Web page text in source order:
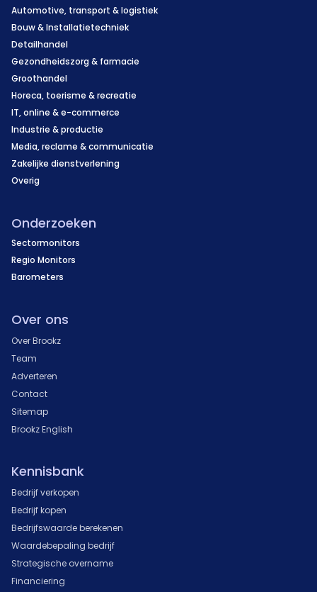
Automotive, transport & logistiek
Bouw & Installatietechniek
Detailhandel
Gezondheidszorg & farmacie
Groothandel
Horeca, toerisme & recreatie
IT, online & e-commerce
Industrie & productie
Media, reclame & communicatie
Zakelijke dienstverlening
Overig
Onderzoeken
Sectormonitors
Regio Monitors
Barometers
Over ons
Over Brookz
Team
Adverteren
Contact
Sitemap
Brookz English
Kennisbank
Bedrijf verkopen
Bedrijf kopen
Bedrijfswaarde berekenen
Waardebepaling bedrijf
Strategische overname
Financiering